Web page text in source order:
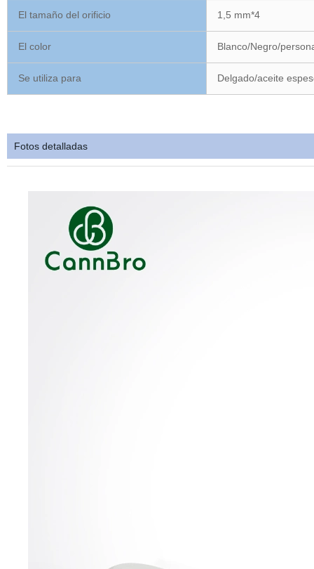
El tamaño del orificio 1,5 mm*4
El color Blanco/Negro/
Se utiliza para Delgado/aceite
Fotos detalladas